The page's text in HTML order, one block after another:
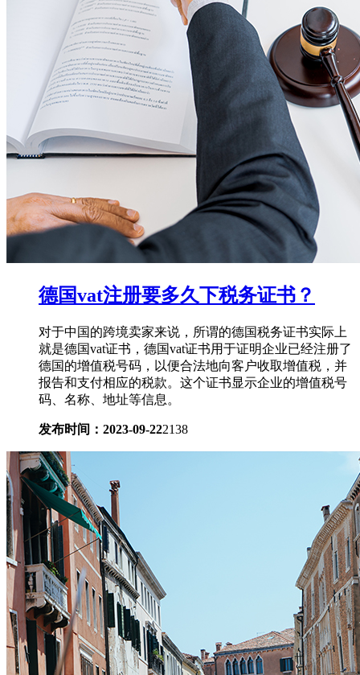
德国vat注册要多久下税务证书？
对于中国的跨境卖家来说，所谓的德国税务证书实际上
就是德国vat证书，德国vat证书用于证明企业已经注册了
德国的增值税号码，以便合法地向客户收取增值税，并
报告和支付相应的税款。这个证书显示企业的增值税号
码、名称、地址等信息。
发布时间：2023-09-222138